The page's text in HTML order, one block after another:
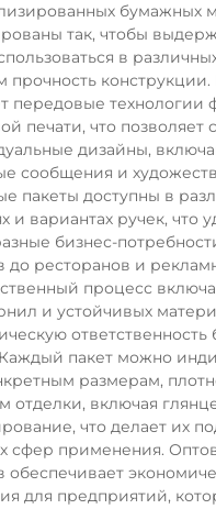
бумажных
так, чтобы
в
прочность
передовые технологии
печати, что позволяет
дизайны,
сообщения и
пакеты доступны в
и вариантах ручек, что
бизнес-
до ресторанов и
процесс
и устойчивых
Каждый пакет можно
размерам,
отделки, включая
что делает их
сфер применения.
обеспечивает
для предприятий,